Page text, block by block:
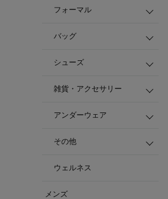
フォーマル
バッグ
シューズ
雑貨・アクセサリー
アンダーウェア
その他
ウェルネス
メンズ